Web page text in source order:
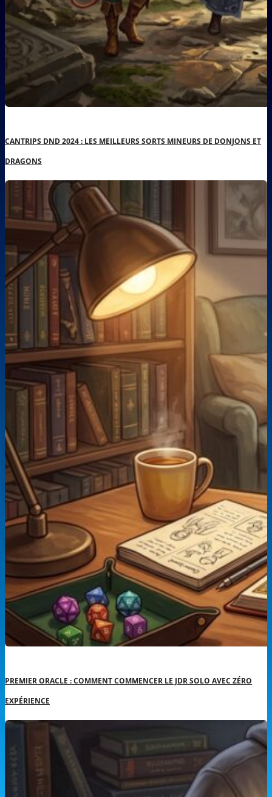
CANTRIPS DND 2024 : LES MEILLEURS SORTS MINEURS DE DONJONS ET
DRAGONS
PREMIER ORACLE : COMMENT COMMENCER LE JDR SOLO AVEC ZÉRO
EXPÉRIENCE